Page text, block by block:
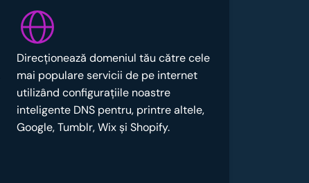
Direcționează domeniul tău către cele
mai populare servicii de pe internet
utilizând configurațiile noastre
inteligente DNS pentru, printre altele,
Google, Tumblr, Wix și Shopify.